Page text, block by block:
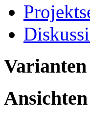
Varianten
Ansichten